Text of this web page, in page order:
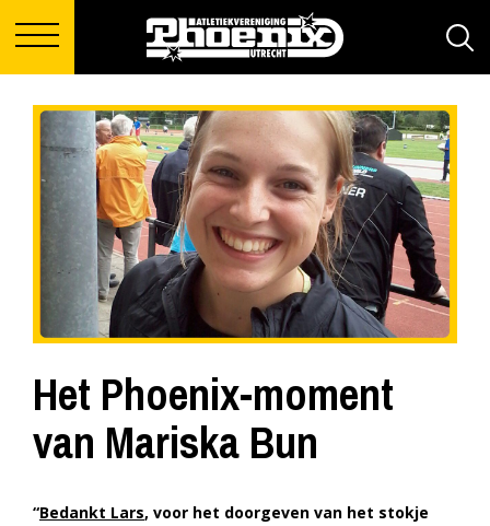
Het Phoenix-moment
van Mariska Bun
“Bedankt Lars, voor het doorgeven van het stokje